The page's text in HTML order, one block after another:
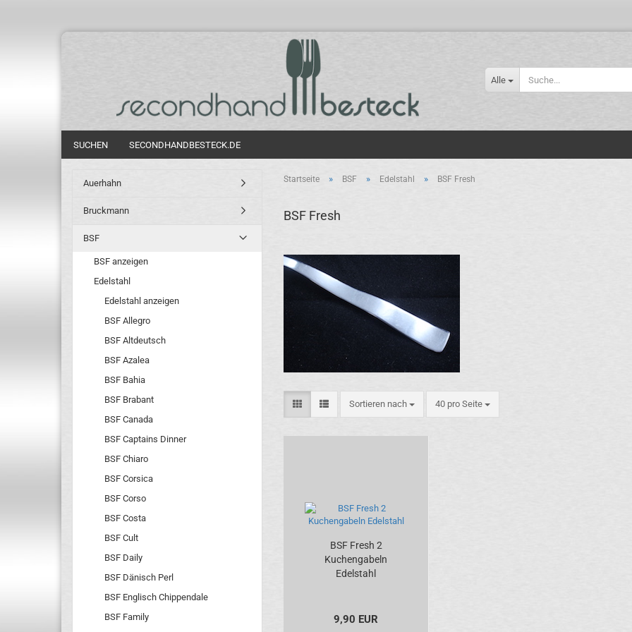
Alle
SUCHEN SECONDHANDBESTECK.DE
Startseite » BSF » Edelstahl » BSF Fresh
BSF Fresh
Sortieren nach
Sortieren nach 40 pro Seite
pro Seite
BSF Fresh 2
Kuchengabeln
Edelstahl
9,90 EUR
Auerhahn
Bruckmann
BSF
BSF anzeigen
Edelstahl
Edelstahl anzeigen
BSF Allegro
BSF Altdeutsch
BSF Azalea
BSF Bahia
BSF Brabant
BSF Canada
BSF Captains Dinner
BSF Chiaro
BSF Corsica
BSF Corso
BSF Costa
BSF Cult
BSF Daily
BSF Dänisch Perl
BSF Englisch Chippendale
BSF Family